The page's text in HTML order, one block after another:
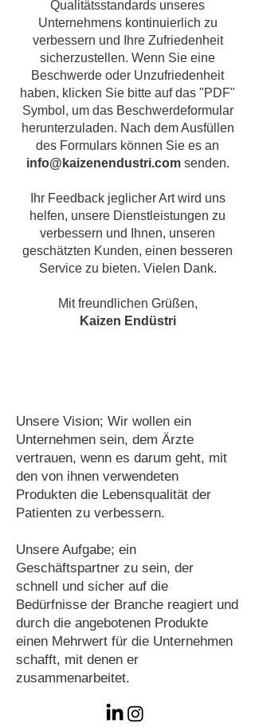
Qualitätsstandards unseres
Unternehmens kontinuierlich zu
verbessern und Ihre Zufriedenheit
sicherzustellen. Wenn Sie eine
Beschwerde oder Unzufriedenheit
haben, klicken Sie bitte auf das "PDF"
Symbol, um das Beschwerdeformular
herunterzuladen. Nach dem Ausfüllen
des Formulars können Sie es an
info@kaizenendustri.comsenden.
Ihr Feedback jeglicher Art wird uns
helfen, unsere Dienstleistungen zu
verbessern und Ihnen, unseren
geschätzten Kunden, einen besseren
Service zu bieten. Vielen Dank.
Mit freundlichen Grüßen,
Kaizen Endüstri
Unsere Vision; Wir wollen ein
Unternehmen sein, dem Ärzte
vertrauen, wenn es darum geht, mit
den von ihnen verwendeten
Produkten die Lebensqualität der
Patienten zu verbessern.
Unsere Aufgabe; ein
Geschäftspartner zu sein, der
schnell und sicher auf die
Bedürfnisse der Branche reagiert und
durch die angebotenen Produkte
einen Mehrwert für die Unternehmen
schafft, mit denen er
zusammenarbeitet.